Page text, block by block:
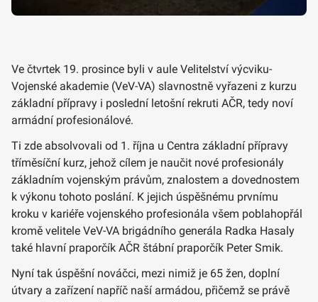
Ve čtvrtek 19. prosince byli v aule Velitelství výcviku-
Vojenské akademie (VeV-VA) slavnostně vyřazeni z kurzu
základní přípravy i poslední letošní rekruti AČR, tedy noví
armádní profesionálové.
Ti zde absolvovali od 1. října u Centra základní přípravy
tříměsíční kurz, jehož cílem je naučit nové profesionály
základním vojenským právům, znalostem a dovednostem
k výkonu tohoto poslání. K jejich úspěšnému prvnímu
kroku v kariéře vojenského profesionála všem poblahopřál
kromě velitele VeV-VA brigádního generála Radka Hasaly
také hlavní praporčík AČR štábní praporčík Peter Smik.
Nyní tak úspěšní nováčci, mezi nimiž je 65 žen, doplní
útvary a zařízení napříč naší armádou, přičemž se právě